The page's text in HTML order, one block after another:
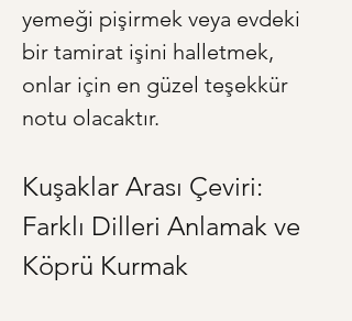
yemeği pişirmek veya evdeki
bir tamirat işini halletmek,
onlar için en güzel teşekkür
notu olacaktır.
Kuşaklar Arası Çeviri:
Farklı Dilleri Anlamak ve
Köprü Kurmak